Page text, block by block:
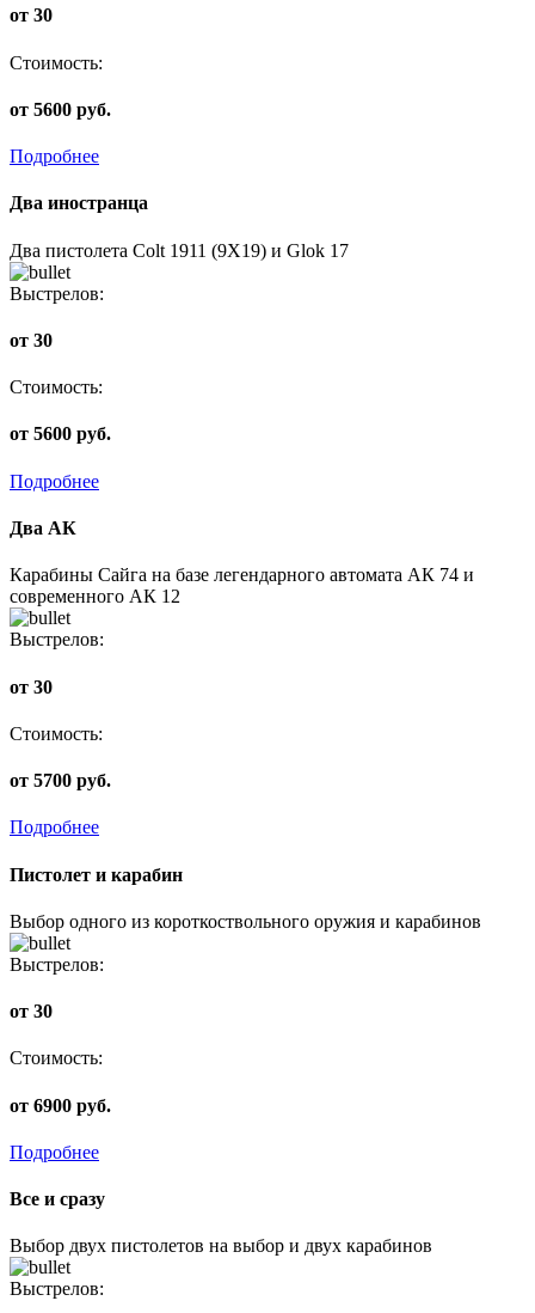
от 30
Стоимость:
от 5600 руб.
Подробнее
Два иностранца
Два пистолета Colt 1911 (9Х19) и Glok 17
Выстрелов:
от 30
Стоимость:
от 5600 руб.
Подробнее
Два АК
Карабины Сайга на базе легендарного автомата АК 74 и
современного АК 12
Выстрелов:
от 30
Стоимость:
от 5700 руб.
Подробнее
Пистолет и карабин
Выбор одного из короткоствольного оружия и карабинов
Выстрелов:
от 30
Стоимость:
от 6900 руб.
Подробнее
Все и сразу
Выбор двух пистолетов на выбор и двух карабинов
Выстрелов: